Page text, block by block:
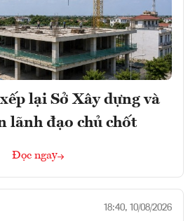
lại Sở Xây dựng và
lãnh đạo chủ chốt
Đọc ngay
18:40, 10/08/2026